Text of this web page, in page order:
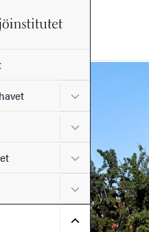
Undermeny
Undermeny
Undermeny
Undermeny
Undermeny
Bild